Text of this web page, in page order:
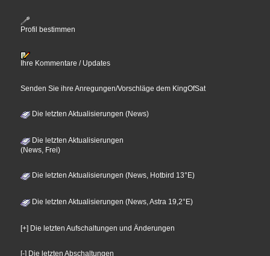
Profil bestimmen
Ihre Kommentare / Updates
Senden Sie ihre Anregungen/Vorschläge dem KingOfSat
Die letzten Aktualisierungen (News)
Die letzten Aktualisierungen
(News, Frei)
Die letzten Aktualisierungen (News, Hotbird 13°E)
Die letzten Aktualisierungen (News, Astra 19,2°E)
[+] Die letzten Aufschaltungen und Änderungen
[-] Die letzten Abschaltungen